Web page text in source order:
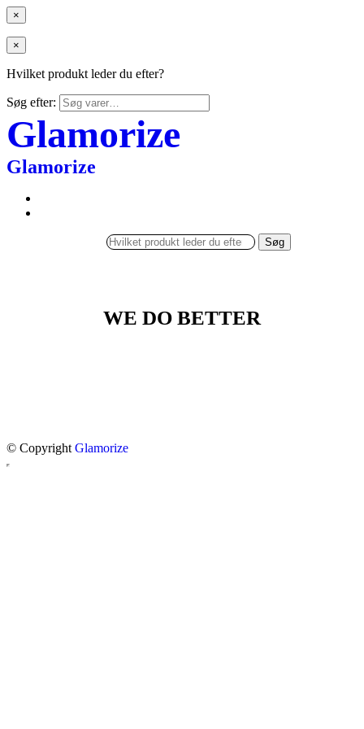
×
×
Hvilket produkt leder du efter?
Søg efter:
Glamorize
Glamorize
Søg
WE DO BETTER
© Copyright Glamorize